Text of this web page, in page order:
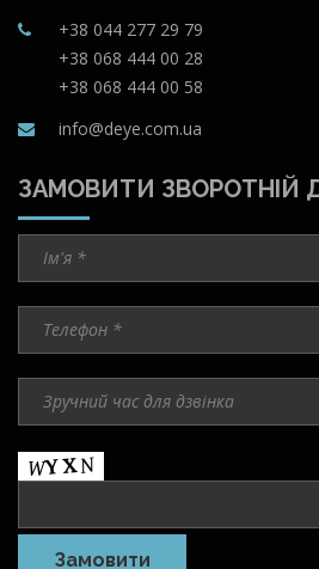
+38 044 277 29 79
+38 068 444 00 28
+38 068 444 00 58
info@deye.com.ua
ЗАМОВИТИ ЗВОРОТНІЙ